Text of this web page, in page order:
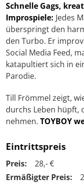
Schnelle Gags,
Improspiele: Jedes
überspringt den
den Turbo. Er
Social Media Feed,
katapultiert sich in
Parodie.
Till Frömmel zeigt,
durchs Leben hüpft,
nehmen. TOYBOY
Eintrittspreis
Preis:
28,- €
Ermäßigter Preis: